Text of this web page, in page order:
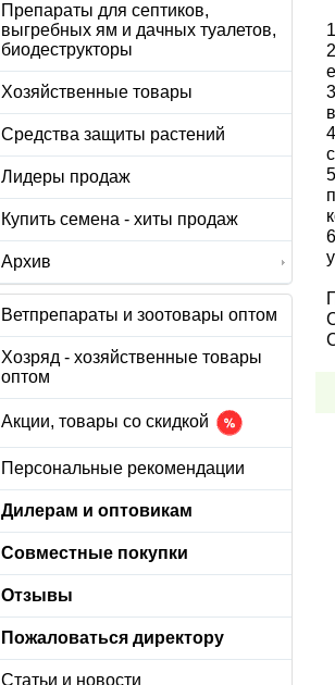
Препараты для септиков,
выгребных ям и дачных туалетов,
биодеструкторы
Хозяйственные товары
Средства защиты растений
Лидеры продаж
Купить семена - хиты продаж
Архив
Ветпрепараты и зоотовары оптом
Хозряд - хозяйственные товары
оптом
Акции, товары со скидкой
Персональные рекомендации
Дилерам и оптовикам
Совместные покупки
Отзывы
Пожаловаться директору
Статьи и новости